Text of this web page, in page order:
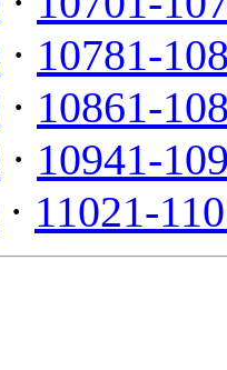
· 10781-
· 10861-
· 10941-
· 11021-